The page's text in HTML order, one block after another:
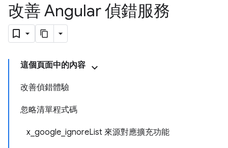
改善 Angular 偵錯服務
這個頁面中的內容
改善偵錯體驗
忽略清單程式碼
x_google_ignoreList 來源對應擴充功能